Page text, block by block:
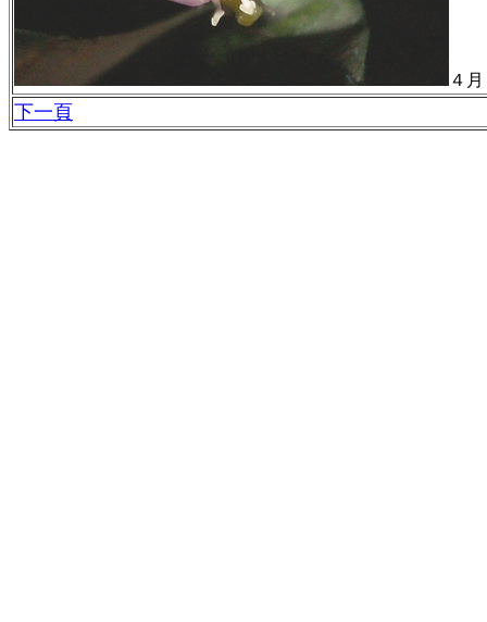
４月
下一頁